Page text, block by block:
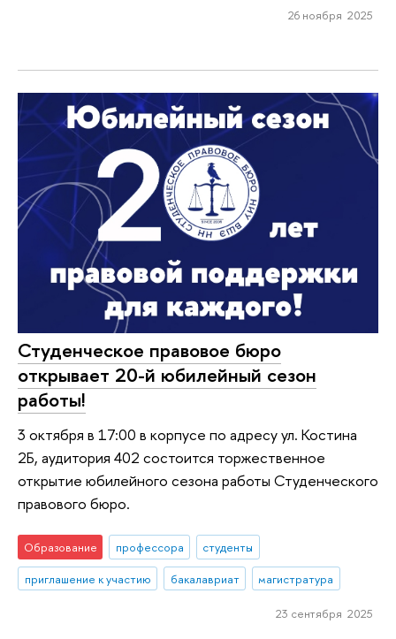
26 ноября 2025
Студенческое правовое бюро
открывает 20-й юбилейный сезон
работы!
3 октября в 17:00 в корпусе по адресу ул. Костина
2Б, аудитория 402 состоится торжественное
открытие юбилейного сезона работы Студенческого
правового бюро.
Образование профессора
студенты
приглашение к участию
бакалавриат магистратура
23 сентября 2025